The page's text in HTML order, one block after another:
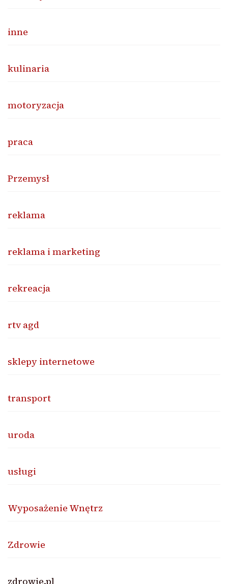
inne
kulinaria
motoryzacja
praca
Przemysł
reklama
reklama i marketing
rekreacja
rtv agd
sklepy internetowe
transport
uroda
usługi
Wyposażenie Wnętrz
Zdrowie
zdrowie.pl